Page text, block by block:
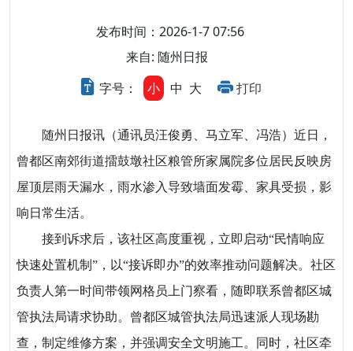
发布时间：2026-1-7 07:56
来自: 随州日报
字号：
小 中 大 打印
随州日报讯（通讯员汪俊勇、马立军、冯浩）近日，
曾都区南郊街道擂鼓墩社区粮管所家属院多位居民反映房
屋顶层雨天漏水，雨水渗入导致墙面发霉、家具受损，影
响日常生活。
接到诉求后，该社区高度重视，立即启动“民情响应
快速处置机制”，以“接诉即办”的效率推动问题解决。社区
负责人第一时间带领网格员上门察看，随即联系曾都区城
管执法局请求协助。曾都区城管执法局迅速派人现场勘
查，制定维修方案，并强调安全文明施工。同时，社区牵